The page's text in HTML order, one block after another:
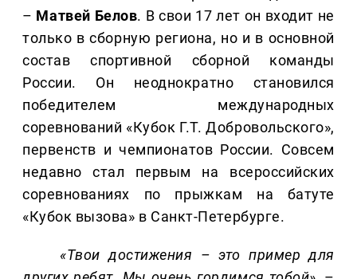
– Матвей Белов. В свои 17 лет он входит не
только в сборную региона, но и в основной
состав спортивной сборной команды
России. Он неоднократно становился
победителем международных
соревнований «Кубок Г.Т. Добровольского»,
первенств и чемпионатов России. Совсем
недавно стал первым на всероссийских
соревнованиях по прыжкам на батуте
«Кубок вызова» в Санкт-Петербурге.
«Твои достижения – это пример для